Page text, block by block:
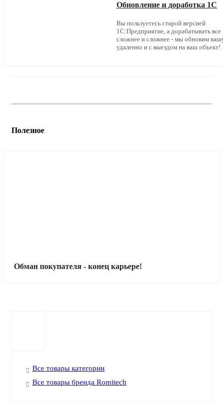
Обновление и доработка 1С
Вы пользуетесь старой версией
1С:Предприятие, а дорабатывать все
сложнее и сложнее - мы обновим
удаленно и с выездом на ваш объект!
Полезное
Обман покупателя - конец карьере!
Все товары категории
Все товары бренда Romitech